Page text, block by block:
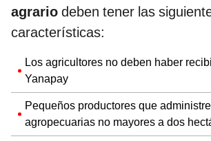
agrario deben tener las
características:
Los agricultores no deben haber
Yanapay
Pequeños productores que
agropecuarias no mayores a dos